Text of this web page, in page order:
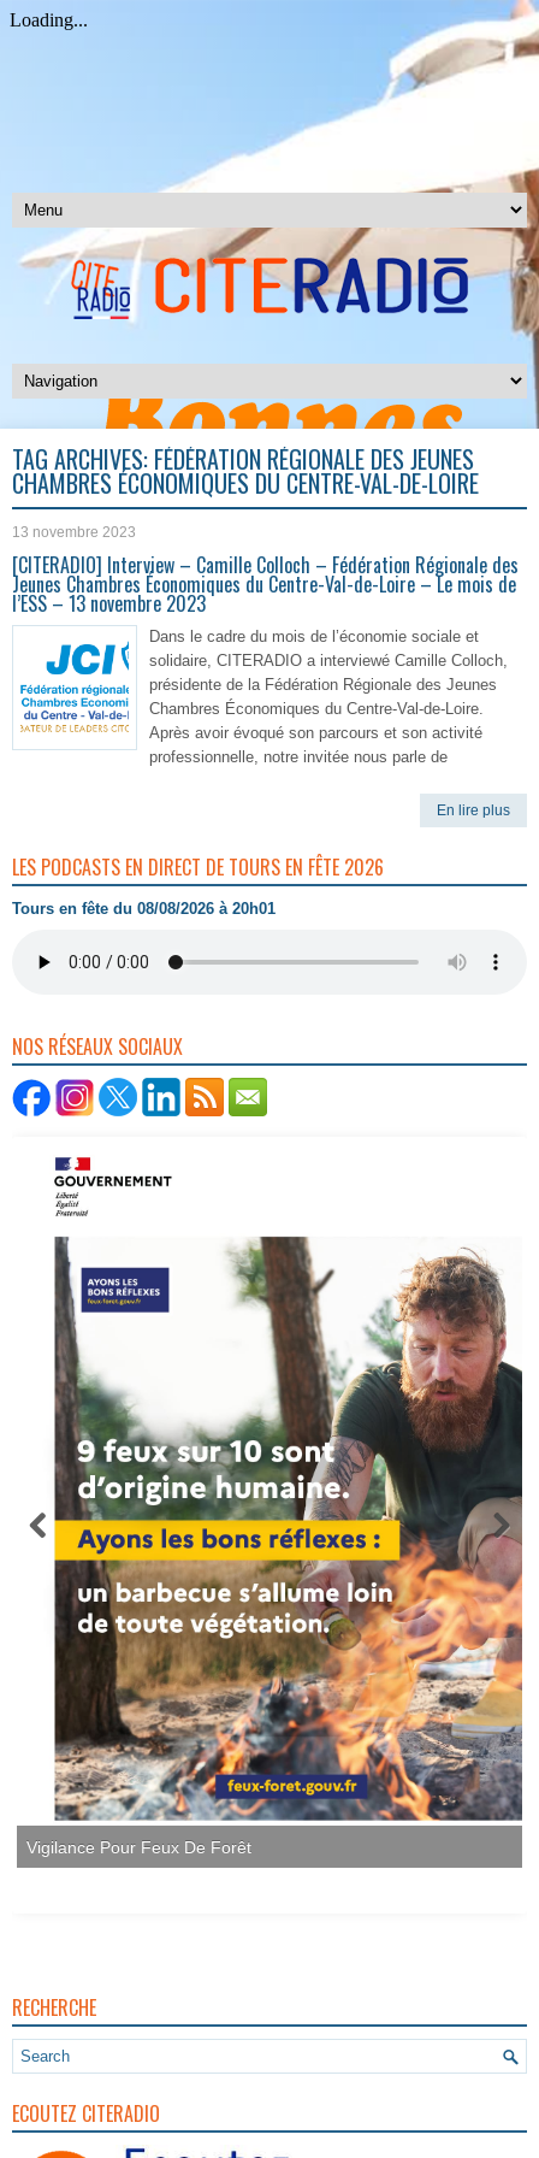
TAG ARCHIVES: FÉDÉRATION RÉGIONALE DES JEUNES
CHAMBRES ÉCONOMIQUES DU CENTRE-VAL-DE-LOIRE
13 novembre 2023
[CITERADIO] Interview – Camille Colloch – Fédération Régionale des
Jeunes Chambres Économiques du Centre-Val-de-Loire – Le mois de
l’ESS – 13 novembre 2023
Dans le cadre du mois de l’économie sociale et
solidaire, CITERADIO a interviewé Camille Colloch,
présidente de la Fédération Régionale des Jeunes
Chambres Économiques du Centre-Val-de-Loire.
Après avoir évoqué son parcours et son activité
professionnelle, notre invitée nous parle de
En lire plus
LES PODCASTS EN DIRECT DE TOURS EN FÊTE 2026
Tours en fête du 08/08/2026 à 20h01
NOS RÉSEAUX SOCIAUX
Vigilance Pour Feux De Forêt
RECHERCHE
ECOUTEZ CITERADIO